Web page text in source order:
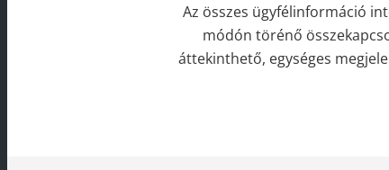
Az összes ügyfélinformáció
módón törénő
áttekinthető, egységes